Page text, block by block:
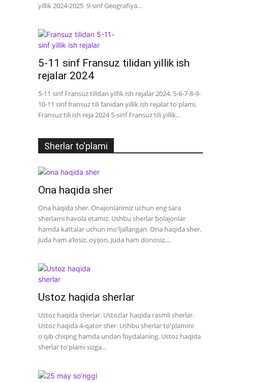
yillik 2024-2025 9-sinf Geografiya...
5-11 sinf Fransuz tilidan yillik ish
rejalar 2024
5-11 sinf Fransuz tilidan yillik ish rejalar 2024. 5-6-7-8-9-
10-11 sinf fransuz tili fanidan yillik ish rejalar to'plami.
Fransuz tili ish reja 2024 5-sinf Fransuz tili yillik...
Sherlar to'plami
Ona haqida sher
Ona haqida sher. Onajonlarimiz uchun eng sara
sherlarni havola etamiz. Ushbu sherlar bolajonlar
hamda kattalar uchun mo'ljallangan. Ona haqida sher.
Juda ham a’losiz, oyijon, Juda ham donosiz,...
Ustoz haqida sherlar
Ustoz haqida sherlar. Ustozlar haqida rasmli sherlar.
Ustoz haqida 4-qator sher. Ushbu sherlar to'plamini
o'qib chiqing hamda undan foydalaning. Ustoz haqida
sherlar to'plami sizga...